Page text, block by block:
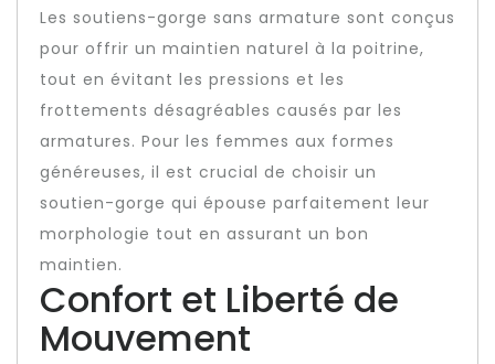
Les soutiens-gorge sans armature sont conçus
pour offrir un maintien naturel à la poitrine,
tout en évitant les pressions et les
frottements désagréables causés par les
armatures. Pour les femmes aux formes
généreuses, il est crucial de choisir un
soutien-gorge qui épouse parfaitement leur
morphologie tout en assurant un bon
maintien.
Confort et Liberté de
Mouvement